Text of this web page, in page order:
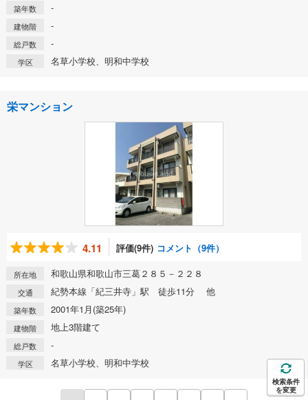
築年数 -
建物階 -
総戸数 -
学区 名草小学校、明和中学校
栄マンション
4.11 評価(9件) コメント（9件）
所在地 和歌山県和歌山市三葛２８５－２２８
交通 紀勢本線「紀三井寺」駅 徒歩11分 他
築年数 2001年1月(築25年)
建物階 地上3階建て
総戸数 -
学区 名草小学校、明和中学校
検索条件
を変更